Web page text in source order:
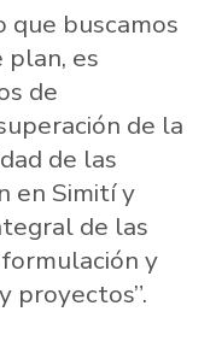
que buscamos
plan, es
de
de la
de las
en Simití y
de las
y
proyectos”.